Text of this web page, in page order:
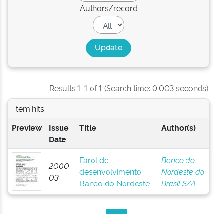
Authors/record
Results 1-1 of 1 (Search time: 0.003 seconds).
Item hits:
Preview
Issue
Date
Title Author(s)
2000-
03
Farol do
desenvolvimento
Banco do Nordeste
Banco do
Nordeste do
Brasil S/A